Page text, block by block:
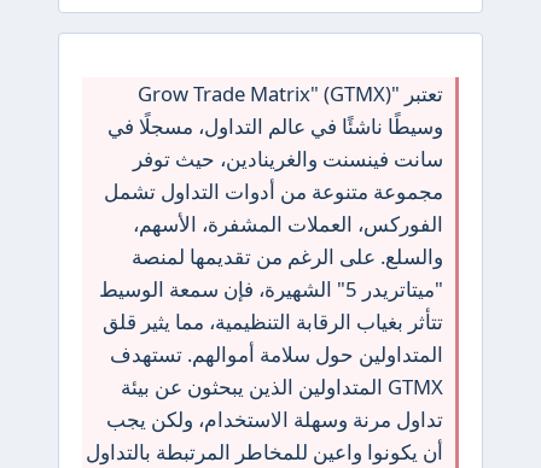
تعتبر "Grow Trade Matrix" (GTMX)
وسيطًا ناشئًا في عالم التداول، مسجلًا في
سانت فينسنت والغرينادين، حيث توفر
مجموعة متنوعة من أدوات التداول تشمل
الفوركس، العملات المشفرة، الأسهم،
والسلع. على الرغم من تقديمها لمنصة
"ميتاتريدر 5" الشهيرة، فإن سمعة الوسيط
تتأثر بغياب الرقابة التنظيمية، مما يثير قلق
المتداولين حول سلامة أموالهم. تستهدف
GTMX المتداولين الذين يبحثون عن بيئة
تداول مرنة وسهلة الاستخدام، ولكن يجب
أن يكونوا واعين للمخاطر المرتبطة بالتداول